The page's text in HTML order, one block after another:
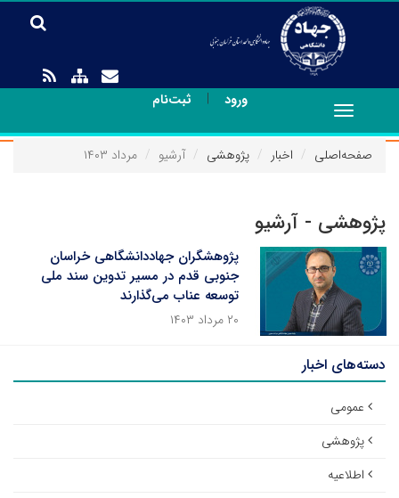
ورود | ثبت‌نام
Toggle
navigation
صفحه‌اصلی
اخبار پژوهشی آرشیو مرداد ۱۴۰۳
پژوهشی - آرشیو
پژوهشگران جهاددانشگاهی خراسان
جنوبی قدم در مسیر تدوین سند ملی
توسعه عناب می‌گذارند
۲۰ مرداد ۱۴۰۳
دسته‌های اخبار
عمومی
پژوهشی
اطلاعیه